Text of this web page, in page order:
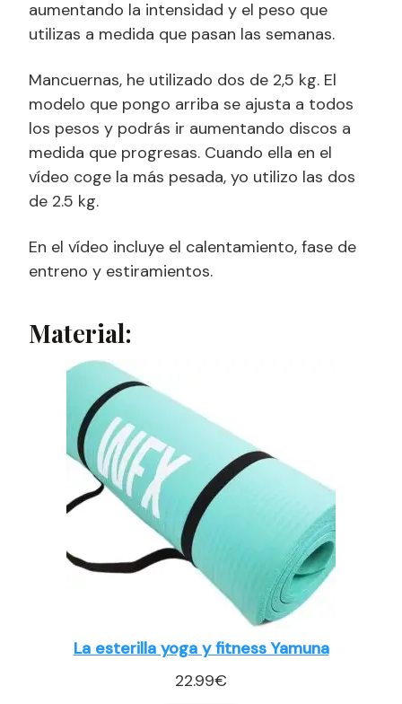
aumentando la intensidad y el peso que
utilizas a medida que pasan las semanas.
Mancuernas, he utilizado dos de 2,5 kg. El
modelo que pongo arriba se ajusta a todos
los pesos y podrás ir aumentando discos a
medida que progresas. Cuando ella en el
vídeo coge la más pesada, yo utilizo las dos
de 2.5 kg.
En el vídeo incluye el calentamiento, fase de
entreno y estiramientos.
Material:
La esterilla yoga y fitness Yamuna
22.99€